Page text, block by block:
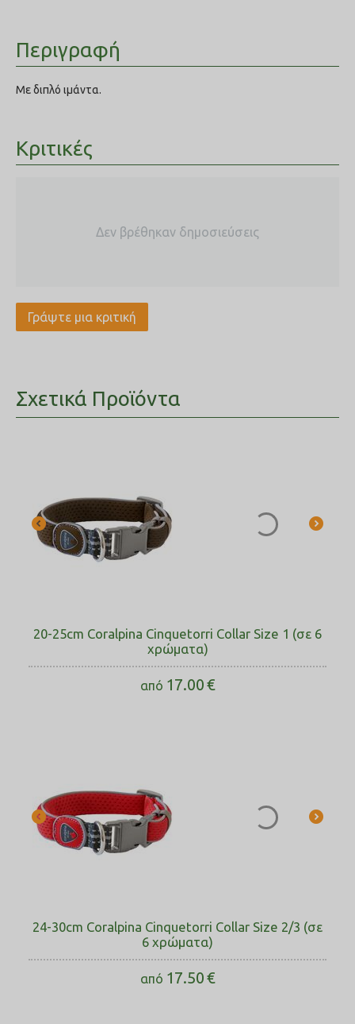
Περιγραφή
Με διπλό ιμάντα.
Κριτικές
Δεν βρέθηκαν δημοσιεύσεις
Γράψτε μια κριτική
Σχετικά Προϊόντα
20-25cm Coralpina Cinquetorri Collar Size 1 (σε 6
χρώματα)
από 17.00€
24-30cm Coralpina Cinquetorri Collar Size 2/3 (σε
6 χρώματα)
από 17.50€